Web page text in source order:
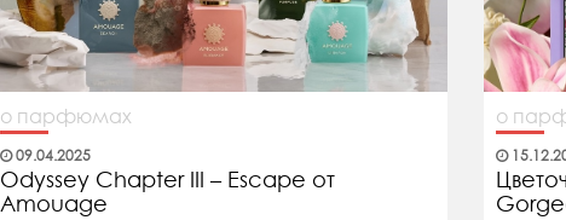
о парфюмах
09.04.2025
Odyssey Chapter III – Escape от
Amouage
о